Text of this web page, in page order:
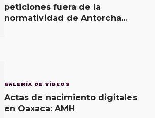
peticiones fuera de la
normatividad de Antorcha
GALERÍA DE VÍDEOS
Actas de nacimiento digitales
en Oaxaca: AMH